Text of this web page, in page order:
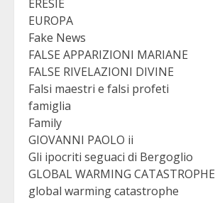
ERESIE
EUROPA
Fake News
FALSE APPARIZIONI MARIANE
FALSE RIVELAZIONI DIVINE
Falsi maestri e falsi profeti
famiglia
Family
GIOVANNI PAOLO ii
Gli ipocriti seguaci di Bergoglio
GLOBAL WARMING CATASTROPHE
global warming catastrophe